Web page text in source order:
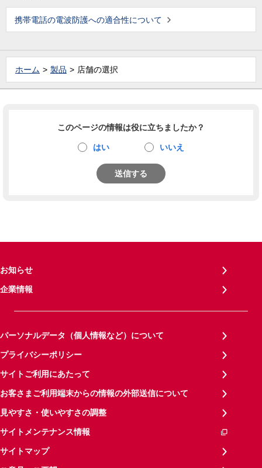
携帯電話の電波防護への適合性について
ホーム 製品 店舗の選択
このページの情報は役に立ちましたか？
はい いいえ
送信する
お知らせ
企業情報
パーソナルデータ（個人情報など）について
プライバシーポリシー
サイトご利用にあたって
お客さまご利用端末からの情報の外部送信について
見やすさ・使いやすさの調整
サイトメンテナンス情報
サイトマップ